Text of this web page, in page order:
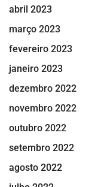
abril 2023
março 2023
fevereiro 2023
janeiro 2023
dezembro 2022
novembro 2022
outubro 2022
setembro 2022
agosto 2022